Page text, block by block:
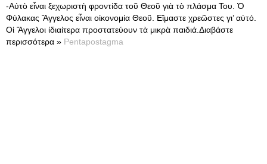
-Αὐτὸ εἶναι ξεχωριστὴ φροντίδα τοῦ Θεοῦ γιὰ τὸ πλάσμα Του. Ὁ
Φύλακας Ἄγγελος εἶναι οἰκονομία Θεοῦ. Εἴμαστε χρεῶστες γι’ αὐτό.
Οἱ Ἄγγελοι ἰδιαίτερα προστατεύουν τὰ μικρὰ παιδιά.Διαβάστε
περισσότερα » Pentapostagma